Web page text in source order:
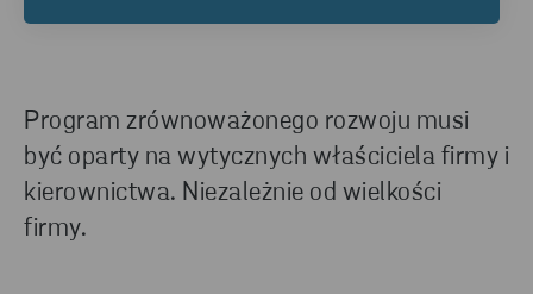
Program zrównoważonego rozwoju musi
być oparty na wytycznych właściciela firmy i
kierownictwa. Niezależnie od wielkości
firmy.
możemy pomóc Twojej firmie w zakresie recyklingu.
SKONTAKTUJ SIĘ Z NAMI